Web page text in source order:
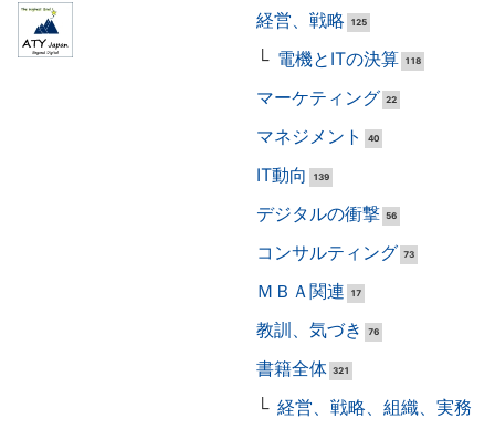
経営、戦略 125
電機とITの決算 118
マーケティング 22
マネジメント 40
IT動向 139
デジタルの衝撃 56
コンサルティング 73
ＭＢＡ関連 17
教訓、気づき 76
書籍全体 321
経営、戦略、組織、実務